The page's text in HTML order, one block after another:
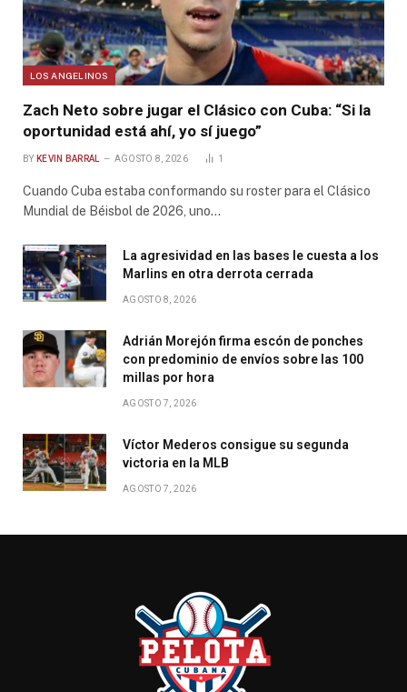
LOS ANGELINOS
Zach Neto sobre jugar el Clásico con Cuba: “Si la
oportunidad está ahí, yo sí juego”
BY KEVIN BARRAL AGOSTO 8, 2026 1
Cuando Cuba estaba conformando su roster para el Clásico
Mundial de Béisbol de 2026, uno…
La agresividad en las bases le cuesta a los
Marlins en otra derrota cerrada
AGOSTO 8, 2026
Adrián Morejón firma escón de ponches
con predominio de envíos sobre las 100
millas por hora
AGOSTO 7, 2026
Víctor Mederos consigue su segunda
victoria en la MLB
AGOSTO 7, 2026